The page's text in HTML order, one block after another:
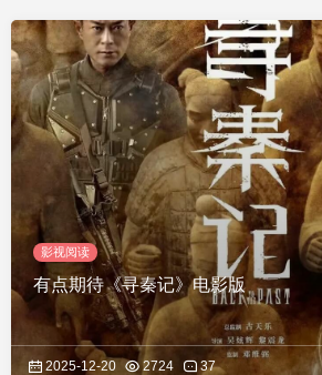
影视阅读
有点期待《寻秦记》电影版
2025-12-20 2724 37